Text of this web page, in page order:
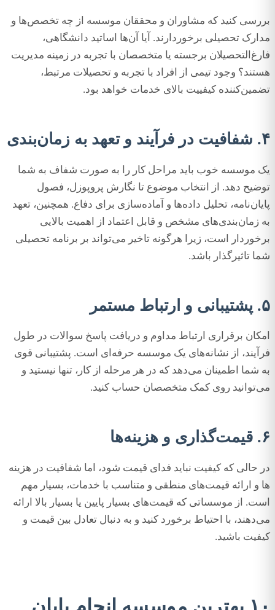
بررسی کنید که مشاوران و محققان موسسه از چه تخصص‌ها و
مدارک تحصیلی برخوردارند. آیا آن‌ها اساتید دانشگاهی،
فارغ‌التحصیلان برجسته یا متخصصان با تجربه در زمینه مدیریت
هستند؟ وجود تیمی از افراد با تجربه و تحصیلات مرتبط،
تضمین‌کننده کیفییت بالای خدمات خواهد بود.
۴. شفافیت در فرآیند و تعهد به زمان‌بندی
یک موسسه خوب باید مراحل کار را به صورت شفاف به شما
توضیح دهد. از انتخاب موضوع تا نگارش پروپوزل، فصول
پایان‌نامه، تحلیل داده‌ها و آماده‌سازی برای دفاع. همچنین، تعهد
به زمان‌بندی‌های مشخص و قابل اعتماد از اهمیت بالایی
برخوردار است، زیرا هرگونه تاخیر می‌تواند بر برنامه تحصیلی
شما تاثیرگذار باشد.
۵. پشتیبانی و ارتباط مستمر
امکان برقراری ارتباط مداوم و دریافت پاسخ سوالات در طول
فرآیند، از نشانه‌های یک موسسه حرفه‌ای است. پشتیبانی قوی
به شما اطمینان می‌دهد که در هر مرحله از کار، تنها نیستید و
می‌توانید روی کمک متخصصان حساب کنید.
۶. قیمت‌گذاری و هزینه‌ها
در حالی که کیفیت نباید فدای قیمت شود، اما شفافیت در هزینه
ها و ارائه قیمت‌های منطقی و متناسب با خدمات، بسیار مهم
است. از موسساتی که قیمت‌های بسیار پایین یا بسیار بالا ارائه
می‌دهند، با احتیاط برخورد کنید و به دنبال تعادل بین قیمت و
کیفیت باشید.